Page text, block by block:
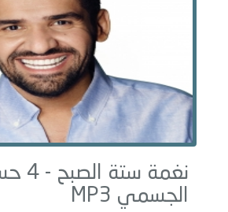
نغمة
الجسمي MP3